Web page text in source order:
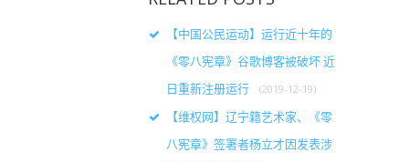
【中国公民运动】运行近十年的
《零八宪章》谷歌博客被破坏 近
日重新注册运行
(2019-12-19)
【维权网】辽宁籍艺术家、《零
八宪章》签署者杨立才因发表涉